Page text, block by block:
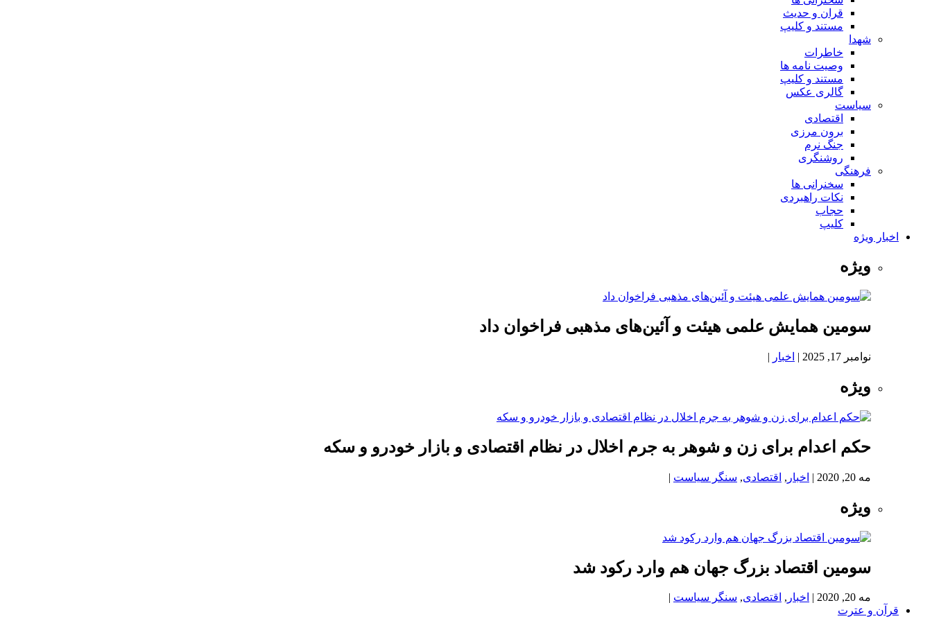
قران و حدیث
مستند و کلیپ
شهدا
خاطرات
وصیت نامه ها
مستند و کلیپ
گالری عکس
سیاست
اقتصادی
برون مرزی
جنگ نرم
روشنگری
فرهنگی
سخنرانی ها
نکات راهبردی
حجاب
کلیپ
اخبار ویژه
ویژه
سومین همایش علمی هیئت و آئین‌های مذهبی فراخوان داد
نوامبر 17, 2025 | اخبار |
ویژه
حکم اعدام برای زن و شوهر به جرم اخلال در نظام اقتصادی و بازار خودرو و سکه
مه 20, 2020 | اخبار , اقتصادی, سنگر سیاست |
ویژه
سومین اقتصاد بزرگ جهان هم وارد رکود شد
مه 20, 2020 | اخبار , اقتصادی, سنگر سیاست |
قرآن و عترت